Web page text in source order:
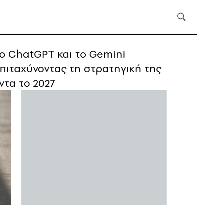
ChatGPT και το Gemini
τη στρατηγική της
το 2027